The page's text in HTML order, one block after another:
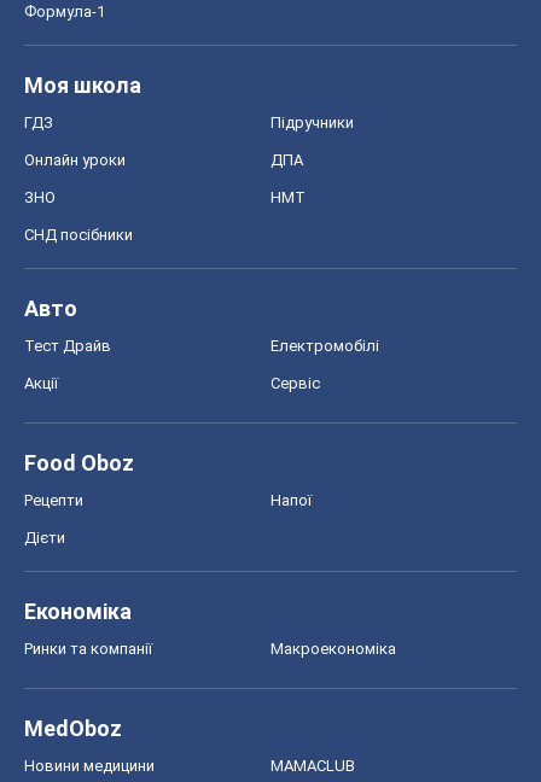
Формула-1
Моя школа
ГДЗ Підручники
Онлайн уроки ДПА
ЗНО НМТ
СНД посібники
Авто
Тест Драйв Електромобілі
Акції Сервіс
Food Oboz
Рецепти Напої
Дієти
Економіка
Ринки та компанії Макроекономіка
MedOboz
Новини медицини MAMACLUB